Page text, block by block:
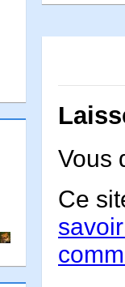
Vous
Ce